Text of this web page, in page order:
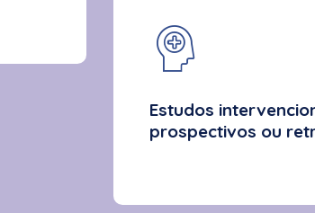
Estudos
prospectivos ou